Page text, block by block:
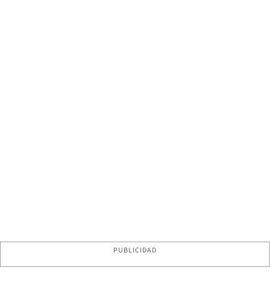
PUBLICIDAD